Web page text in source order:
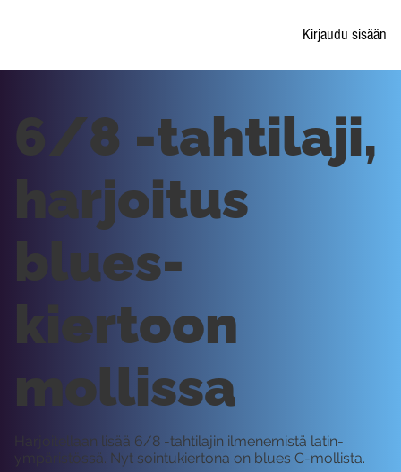
Kirjaudu sisään
6/8 -tahtilaji,
harjoitus
blues-
kiertoon
mollissa
Harjoitellaan lisää 6/8 -tahtilajin ilmenemistä latin-
ympäristössä. Nyt sointukiertona on blues C-mollista.